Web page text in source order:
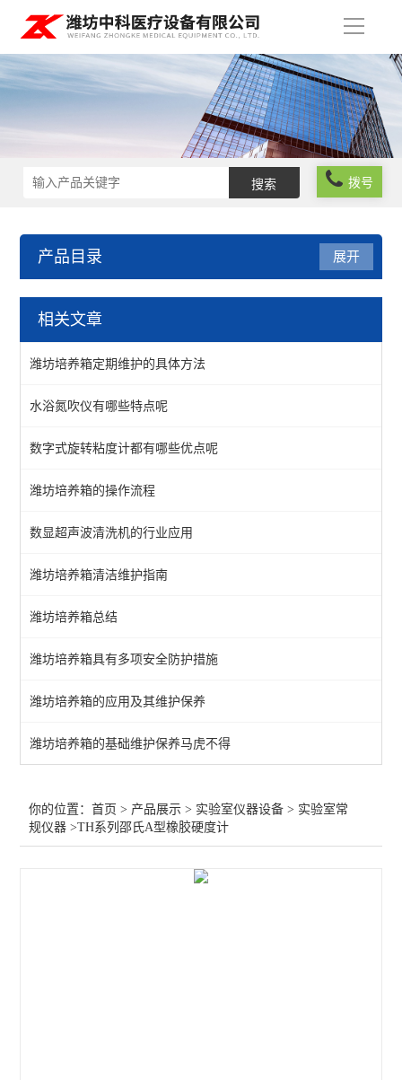
导
拨号
产品目录
实验室仪器设备
展开
相关文章
潍坊培养箱定期维护的具体方法
水浴氮吹仪有哪些特点呢
数字式旋转粘度计都有哪些优点呢
潍坊培养箱的操作流程
数显超声波清洗机的行业应用
潍坊培养箱清洁维护指南
潍坊培养箱总结
潍坊培养箱具有多项安全防护措施
潍坊培养箱的应用及其维护保养
潍坊培养箱的基础维护保养马虎不得
你的位置：首页 > 产品展示 > 实验室仪器设备 > 实验室常
规仪器 >TH系列邵氏A型橡胶硬度计